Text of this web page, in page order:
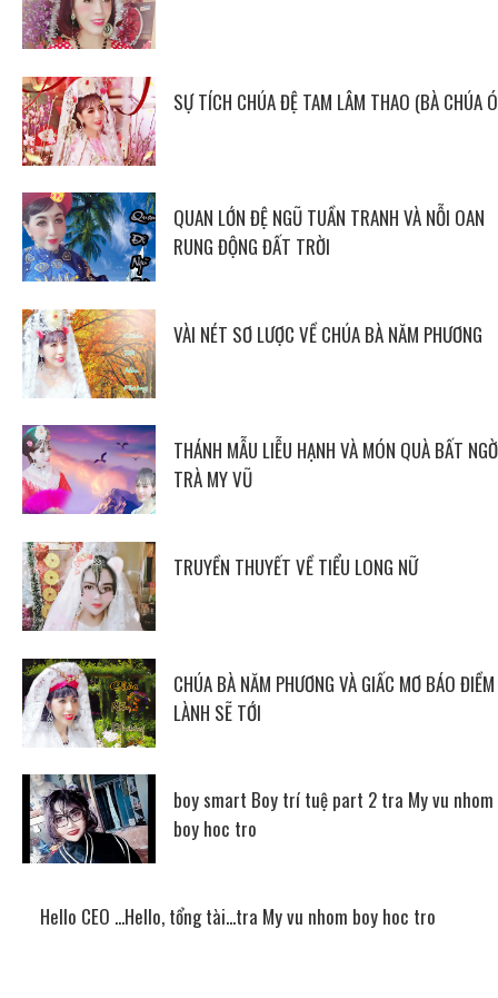
SỰ TÍCH CHÚA ĐỆ TAM LÂM THAO (BÀ CHÚA
QUAN LỚN ĐỆ NGŨ TUẦN TRANH VÀ NỖI OAN
RUNG ĐỘNG ĐẤT TRỜI
VÀI NÉT SƠ LƯỢC VỀ CHÚA BÀ NĂM PHƯƠNG
THÁNH MẪU LIỄU HẠNH VÀ MÓN QUÀ BẤT
TRÀ MY VŨ
TRUYỀN THUYẾT VỀ TIỂU LONG NỮ
CHÚA BÀ NĂM PHƯƠNG VÀ GIẤC MƠ BÁO ĐIỀM
LÀNH SẼ TỚI
boy smart Boy trí tuệ part 2 tra My vu nhom
boy hoc tro
Hello CEO ...Hello, tổng tài...tra My vu nhom boy hoc tro